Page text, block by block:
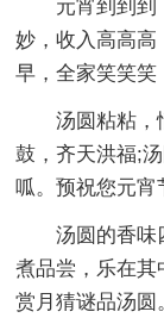
元宵到到到
妙，收入高高
早，全家笑笑笑
汤圆粘粘，
鼓，齐天洪福;
呱。预祝您元宵
汤圆的香味
煮品尝，乐在其
赏月猜谜品汤圆